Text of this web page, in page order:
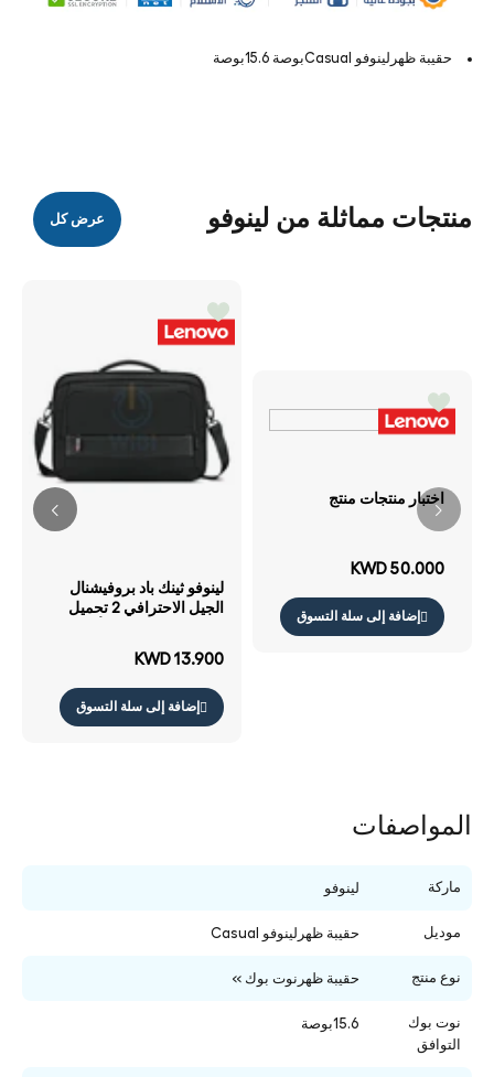
حقيبة ظهرلينوفو Casualبوصة 15.6بوصة
منتجات مماثلة من لينوفو عرض كل
اختبار منتجات منتج
KWD 50.000
إضافة إلى سلة التسوق
لينوفو ثينك باد بروفيشنال
الجيل الاحترافي 2 تحميل
KWD 13.900
إضافة إلى سلة التسوق
المواصفات
ماركة لينوفو
موديل حقيبة ظهرلينوفو Casual
نوع منتج حقيبة ظهرنوت بوك »
نوت بوك
التوافق
15.6بوصة